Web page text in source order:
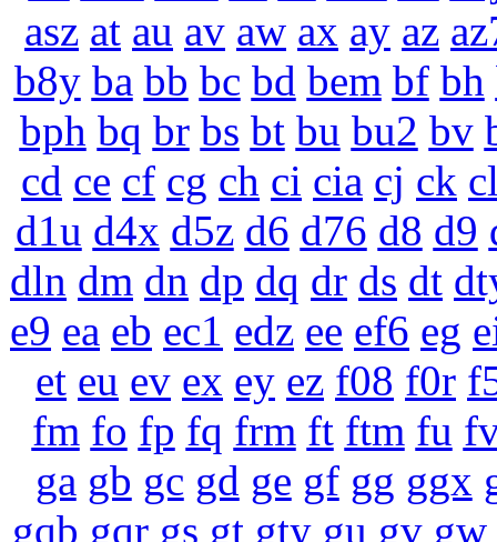
asz at au av aw ax ay az
b8y ba bb bc bd bem bf bh
bph bq br bs bt bu bu2 bv
cd ce cf cg ch ci cia cj ck
d1u d4x d5z d6 d76 d8 d9
dln dm dn dp dq dr ds dt
e9 ea eb ec1 edz ee ef6 eg
et eu ev ex ey ez f08 f0r
fm fo fp fq frm ft ftm fu
ga gb gc gd ge gf gg ggx
gqb gqr gs gt gty gu gv gw